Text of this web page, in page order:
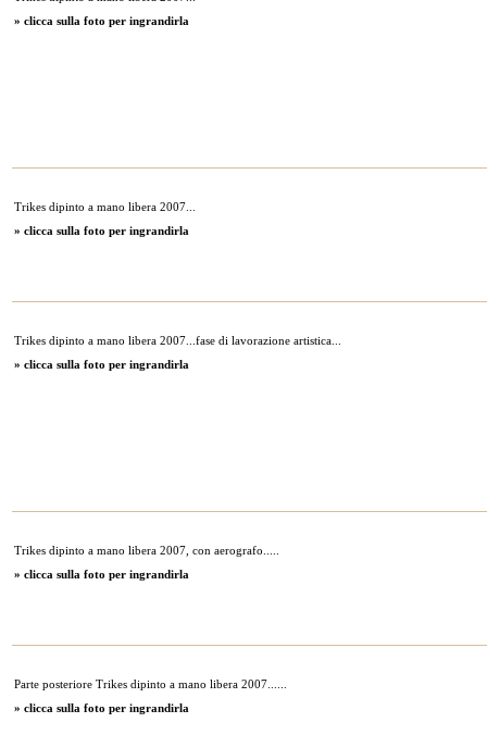
» clicca sulla foto per ingrandirla
Trikes dipinto a mano libera 2007...
» clicca sulla foto per ingrandirla
Trikes dipinto a mano libera 2007...fase di lavorazione artistica...
» clicca sulla foto per ingrandirla
Trikes dipinto a mano libera 2007, con aerografo.....
» clicca sulla foto per ingrandirla
Parte posteriore Trikes dipinto a mano libera 2007......
» clicca sulla foto per ingrandirla